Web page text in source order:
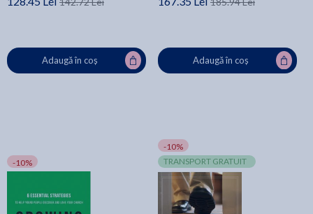
Adaugă în coș Adaugă în coș
-10%
-10%
TRANSPORT GRATUIT